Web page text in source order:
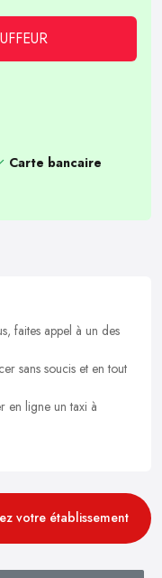
Carte bancaire
faites appel à un des
sans soucis et en tout
en ligne un taxi à
votre établissement